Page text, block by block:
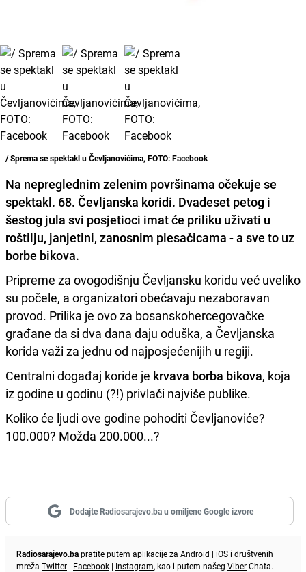
/ Sprema se spektakl u Čevljanovićima, FOTO: Facebook
Na nepreglednim zelenim površinama očekuje se
spektakl. 68. Čevljanska koridi. Dvadeset petog i
šestog jula svi posjetioci imat će priliku uživati u
roštilju, janjetini, zanosnim plesačicama - a sve to uz
borbe bikova.
Pripreme za ovogodišnju Čevljansku koridu već uveliko
su počele, a organizatori obećavaju nezaboravan
provod. Prilika je ovo za bosanskohercegovačke
građane da si dva dana daju oduška, a Čevljanska
korida važi za jednu od najposjećenijih u regiji.
Centralni događaj koride je krvava borba bikova, koja
iz godine u godinu (?!) privlači najviše publike.
Koliko će ljudi ove godine pohoditi Čevljanoviće?
100.000? Možda 200.000...?
Dodajte Radiosarajevo.ba u omiljene Google izvore
Radiosarajevo.bapratite putem aplikacije za Android | iOS i društvenih
mreža Twitter | Facebook | Instagram, kao i putem našeg ViberChata.